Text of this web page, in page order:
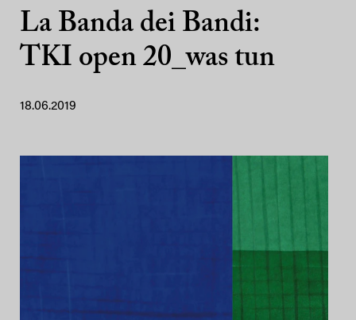
La Banda dei Bandi:
TKI open 20_was tun
18.06.2019